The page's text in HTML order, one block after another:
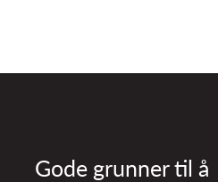
Gode grunner til å